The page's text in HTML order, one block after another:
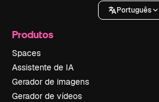
Português
Produtos
Spaces
Assistente de IA
Gerador de imagens
Gerador de vídeos